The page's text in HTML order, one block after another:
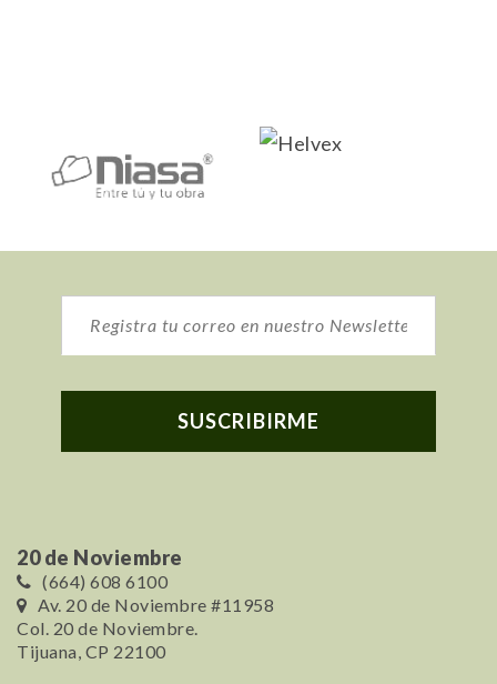
20 de Noviembre
(664) 608 6100
Av. 20 de Noviembre #11958
Col. 20 de Noviembre.
Tijuana, CP 22100